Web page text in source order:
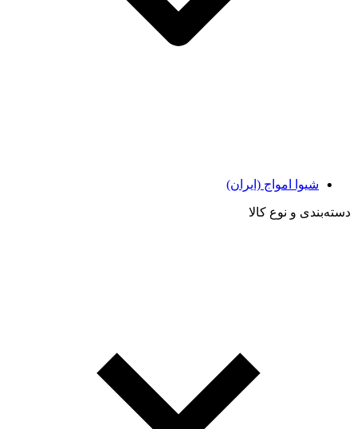
شیوا امواج (ایران)
دسته‌بندی و نوع کالا